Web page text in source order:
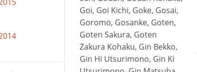
Goi, Goi Kichi, Goke, Gosai,
Goromo, Gosanke, Goten,
Goten Sakura, Goten
Zakura Kohaku, Gin Bekko,
Gin Hi Utsurimono, Gin Ki